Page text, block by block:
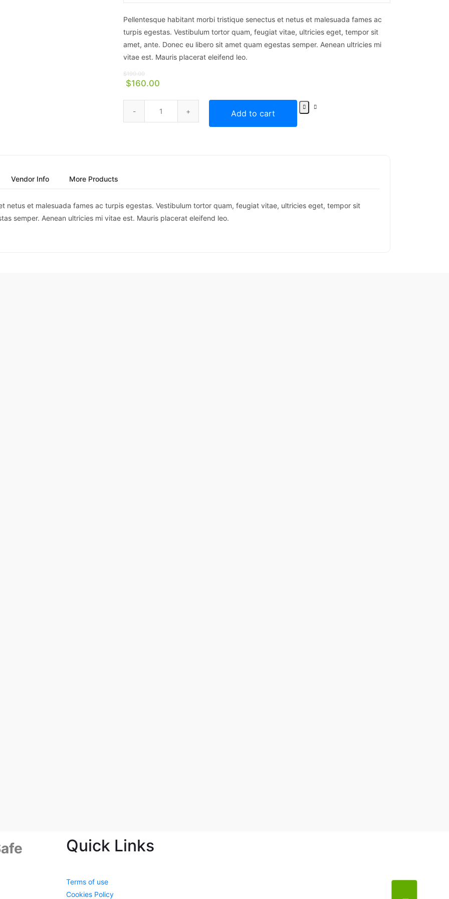
Pellentesque habitant morbi tristique senectus et netus et malesuada fames ac
turpis egestas. Vestibulum tortor quam, feugiat vitae, ultricies eget, tempor sit
amet, ante. Donec eu libero sit amet quam egestas semper. Aenean ultricies mi
vitae est. Mauris placerat eleifend leo.
$190.00
$160.00
Add to cart
Vendor Info More Products
netus et malesuada fames ac turpis egestas. Vestibulum tortor quam, feugiat vitae, ultricies eget, tempor sit
semper. Aenean ultricies mi vitae est. Mauris placerat eleifend leo.
Quick Links
Terms of use
Cookies Policy